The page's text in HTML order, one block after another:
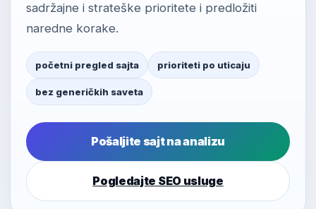
sadržajne i strateške prioritete i predložiti
naredne korake.
početni pregled sajta prioriteti po uticaju
bez generičkih saveta
Pošaljite sajt na analizu
Pogledajte SEO usluge